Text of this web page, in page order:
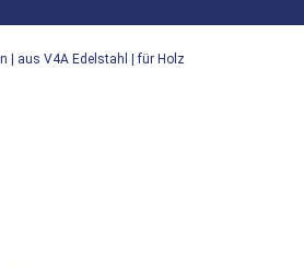
| aus V4A Edelstahl | für Holz